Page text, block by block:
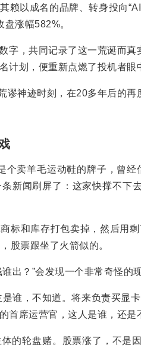
赖以成名的品牌、转身投向
涨幅582%。
字，共同记录了这一荒诞而
计划，便重新点燃了投机者眼
谬神迹时刻，在20多年后的再
卖羊毛运动鞋的牌子，曾
新闻刷屏了：这家快撑不下
标和库存打包卖掉，然后用
股票跟坐了火箭似的。
出？”会发现一个非常奇怪的
谁，不知道。将来负责买显
首席运营官，这人是谁，还是
的轮盘赌。股票涨了，不是